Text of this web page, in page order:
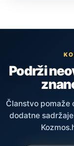
Podrži
Članstvo pomaže
dodatne